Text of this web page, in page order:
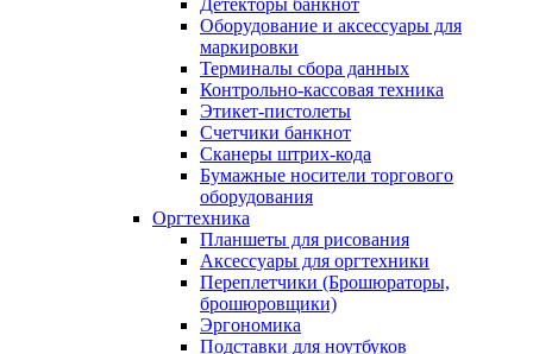
Детекторы банкнот
Оборудование и аксессуары для
маркировки
Терминалы сбора данных
Контрольно-кассовая техника
Этикет-пистолеты
Счетчики банкнот
Сканеры штрих-кода
Бумажные носители торгового
оборудования
Оргтехника
Планшеты для рисования
Аксессуары для оргтехники
Переплетчики (Брошюраторы,
брошюровщики)
Эргономика
Подставки для ноутбуков